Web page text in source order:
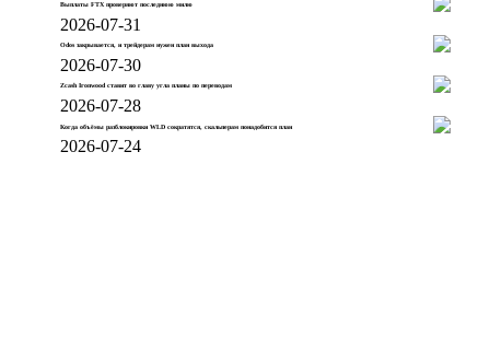
Выплаты FTX проверяют последнюю милю
2026-07-31
Odos закрывается, и трейдерам нужен план выхода
2026-07-30
Zcash Ironwood ставит во главу угла планы по переводам
2026-07-28
Когда объёмы разблокировки WLD сократятся, скальперам понадобится план
2026-07-24